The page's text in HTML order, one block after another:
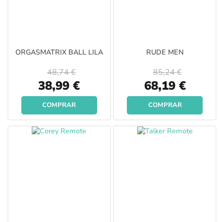
ORGASMATRIX BALL LILA
Special
Price
38,99 €
48,74 €
COMPRAR
RUDE MEN
Special
Price
68,19 €
85,24 €
COMPRAR